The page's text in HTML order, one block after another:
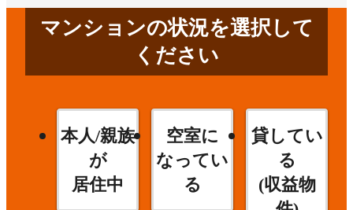
マンションの状況を選択して
ください
本人/親族
が
居住中
空室に
なってい
る
貸してい
る
(収益物